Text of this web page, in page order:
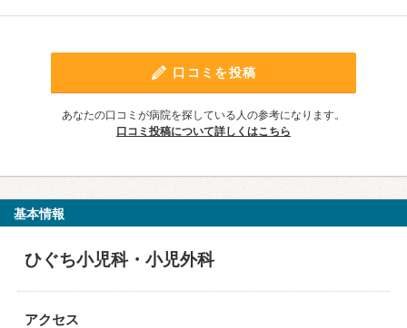
口コミを投稿
あなたの口コミが病院を探している人の参考になります。
口コミ投稿について詳しくはこちら
基本情報
ひぐち小児科・小児外科
アクセス